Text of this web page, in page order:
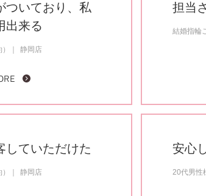
ついており、私
出来る
静岡店
担当
結婚指輪
していただけた
静岡店
安心
20代男性